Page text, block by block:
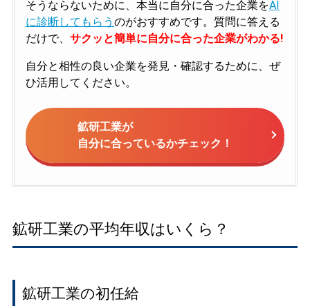
そうならないために、本当に自分に合った企業をAI
に診断してもらう のがおすすめです。質問に答える
だけで、 サクッと簡単に自分に合った企業がわかる!
自分と相性の良い企業を発見・確認するために、ぜ
ひ活用してください。
鉱研工業が
自分に合っているかチェック！
鉱研工業の平均年収はいくら？
鉱研工業の初任給